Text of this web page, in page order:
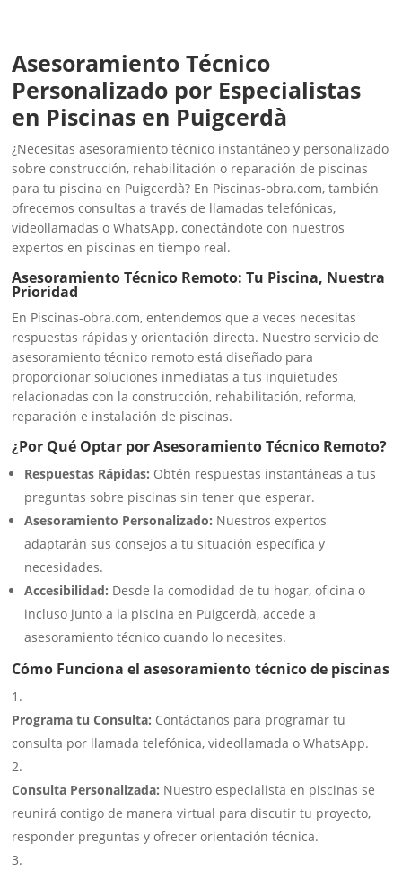
Asesoramiento Técnico
Personalizado por Especialistas
en Piscinas en Puigcerdà
¿Necesitas asesoramiento técnico instantáneo y personalizado
sobre construcción, rehabilitación o reparación de piscinas
para tu piscina en Puigcerdà? En Piscinas-obra.com, también
ofrecemos consultas a través de llamadas telefónicas,
videollamadas o WhatsApp, conectándote con nuestros
expertos en piscinas en tiempo real.
Asesoramiento Técnico Remoto: Tu Piscina, Nuestra
Prioridad
En Piscinas-obra.com, entendemos que a veces necesitas
respuestas rápidas y orientación directa. Nuestro servicio de
asesoramiento técnico remoto está diseñado para
proporcionar soluciones inmediatas a tus inquietudes
relacionadas con la construcción, rehabilitación, reforma,
reparación e instalación de piscinas.
¿Por Qué Optar por Asesoramiento Técnico Remoto?
Respuestas Rápidas: Obtén respuestas instantáneas a tus
preguntas sobre piscinas sin tener que esperar.
Asesoramiento Personalizado: Nuestros expertos
adaptarán sus consejos a tu situación específica y
necesidades.
Accesibilidad: Desde la comodidad de tu hogar, oficina o
incluso junto a la piscina en Puigcerdà, accede a
asesoramiento técnico cuando lo necesites.
Cómo Funciona el asesoramiento técnico de piscinas
Programa tu Consulta: Contáctanos para programar tu
consulta por llamada telefónica, videollamada o WhatsApp.
Consulta Personalizada: Nuestro especialista en piscinas se
reunirá contigo de manera virtual para discutir tu proyecto,
responder preguntas y ofrecer orientación técnica.